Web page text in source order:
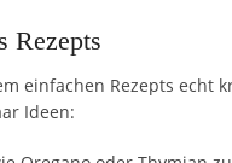
Rezepts
einfachen Rezepts echt
Ideen: